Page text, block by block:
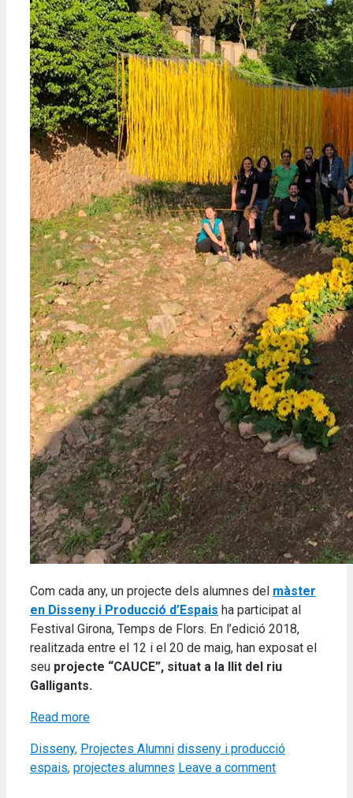
Com cada any, un projecte dels alumnes del màster
en Disseny i Producció d’Espais ha participat al
Festival Girona, Temps de Flors. En l’edició 2018,
realitzada entre el 12 i el 20 de maig, han exposat el
seu projecte “CAUCE”, situat a la llit del riu
Galligants.
Read more
Categories
Disseny, Projectes Alumni Tags
disseny i producció
espais, projectes alumnes Leave a comment